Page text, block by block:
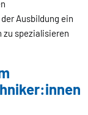
Ausbildung ein
zu spezialisieren